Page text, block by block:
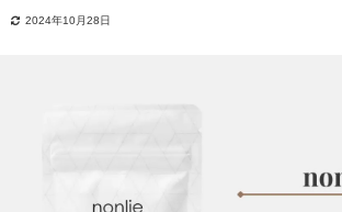
2024年10月28日